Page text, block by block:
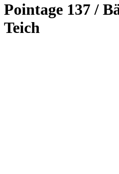
Pointage 137 /
Teich